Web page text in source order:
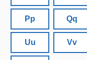
Pp Qq
Uu Vv